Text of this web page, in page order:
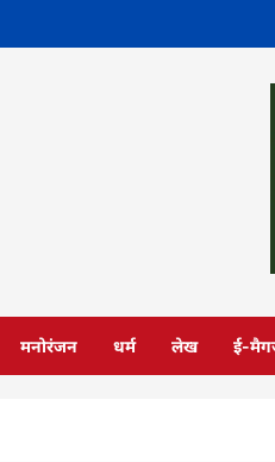
मनोरंजन धर्म लेख ई-